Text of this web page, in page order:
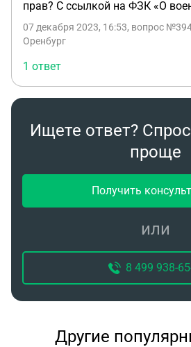
прав? С ссылкой на ФЗК «О
07 декабря 2023, 16:53, вопрос
Оренбург
1 ответ
Ищете ответ?
проще
Получить
или
8 499 938-
Другие